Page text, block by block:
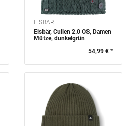
EISBÄR
Eisbär, Cullen 2.0 OS, Damen
Mütze, dunkelgrün
54,99 € *